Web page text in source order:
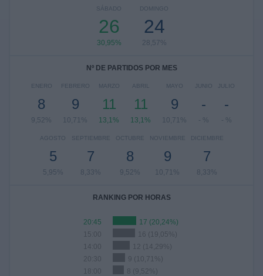
SÁBADO
26
30,95%
DOMINGO
24
28,57%
Nº DE PARTIDOS POR MES
ENERO
8
9,52%
FEBRERO
9
10,71%
MARZO
11
13,1%
ABRIL
11
13,1%
MAYO
9
10,71%
JUNIO
-
- %
JULIO
-
- %
AGOSTO
5
5,95%
SEPTIEMBRE
7
8,33%
OCTUBRE
8
9,52%
NOVIEMBRE
9
10,71%
DICIEMBRE
7
8,33%
RANKING POR HORAS
20:45
17 (20,24%)
15:00
16 (19,05%)
12 (14,29%)
20:30
9 (10,71%)
18:00
8 (9,52%)